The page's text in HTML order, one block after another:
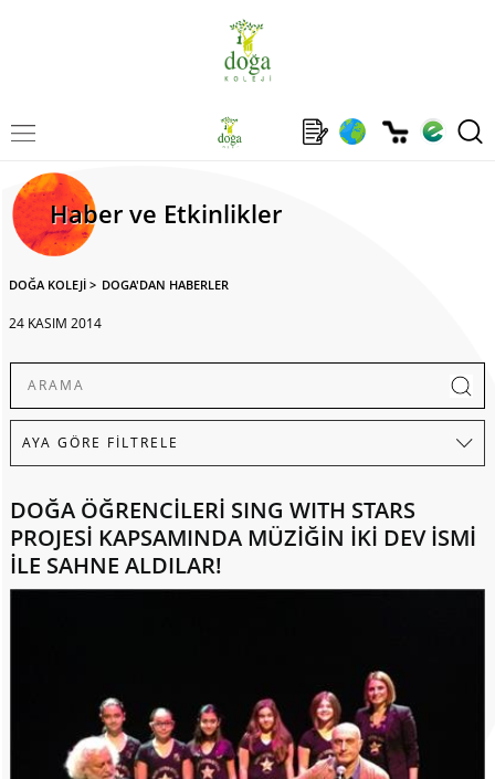
Haber ve Etkinlikler
DOĞA KOLEJİ > DOGA'DAN HABERLER
24 KASIM 2014
DOĞA ÖĞRENCİLERİ SING WITH STARS
PROJESİ KAPSAMINDA MÜZİĞİN İKİ DEV İSMİ
İLE SAHNE ALDILAR!